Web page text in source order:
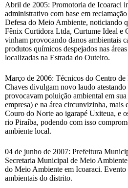
Abril de 2005: Promotoria de Icoaraci
administrativo com base em
Defesa do Meio Ambiente, noticiando
Fênix Curtidora Ltda, Curtume Ideal e
vinham provocando danos ambientais
produtos químicos despejados nas
localizadas na Estrada do Outeiro.
Março de 2006: Técnicos do Centro
Chaves divulgam novo laudo
provocavam poluição ambiental em
empresa) e na área circunvizinha, mais
Couro do Norte ao igarapé Uxiteua, e
rio Piraíba, podendo com isso
ambiente local.
04 de junho de 2007: Prefeitura
Secretaria Municipal de Meio
do Meio Ambiente em Icoaraci. Evento
ambientais do distrito.